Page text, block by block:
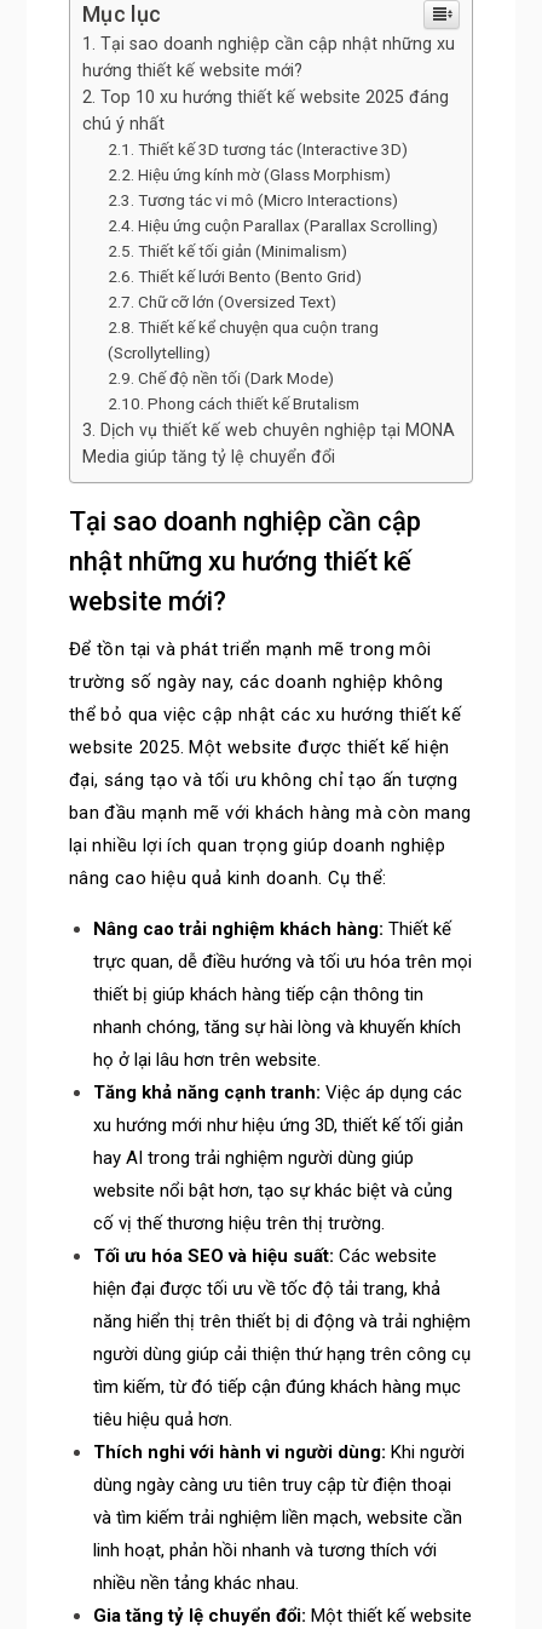
Mục lục
Tại sao doanh nghiệp cần cập nhật những xu
hướng thiết kế website mới?
Top 10 xu hướng thiết kế website 2025 đáng
chú ý nhất
Thiết kế 3D tương tác (Interactive 3D)
Hiệu ứng kính mờ (Glass Morphism)
Tương tác vi mô (Micro Interactions)
Hiệu ứng cuộn Parallax (Parallax Scrolling)
Thiết kế tối giản (Minimalism)
Thiết kế lưới Bento (Bento Grid)
Chữ cỡ lớn (Oversized Text)
Thiết kế kể chuyện qua cuộn trang
(Scrollytelling)
Chế độ nền tối (Dark Mode)
Phong cách thiết kế Brutalism
Dịch vụ thiết kế web chuyên nghiệp tại MONA
Media giúp tăng tỷ lệ chuyển đổi
Tại sao doanh nghiệp cần cập
nhật những xu hướng thiết kế
website mới?
Để tồn tại và phát triển mạnh mẽ trong môi
trường số ngày nay, các doanh nghiệp không
thể bỏ qua việc cập nhật các xu hướng thiết kế
website 2025. Một website được thiết kế hiện
đại, sáng tạo và tối ưu không chỉ tạo ấn tượng
ban đầu mạnh mẽ với khách hàng mà còn mang
lại nhiều lợi ích quan trọng giúp doanh nghiệp
nâng cao hiệu quả kinh doanh. Cụ thể:
Nâng cao trải nghiệm khách hàng: Thiết kế
trực quan, dễ điều hướng và tối ưu hóa trên mọi
thiết bị giúp khách hàng tiếp cận thông tin
nhanh chóng, tăng sự hài lòng và khuyến khích
họ ở lại lâu hơn trên website.
Tăng khả năng cạnh tranh: Việc áp dụng các
xu hướng mới như hiệu ứng 3D, thiết kế tối giản
hay AI trong trải nghiệm người dùng giúp
website nổi bật hơn, tạo sự khác biệt và củng
cố vị thế thương hiệu trên thị trường.
Tối ưu hóa SEO và hiệu suất: Các website
hiện đại được tối ưu về tốc độ tải trang, khả
năng hiển thị trên thiết bị di động và trải nghiệm
người dùng giúp cải thiện thứ hạng trên công cụ
tìm kiếm, từ đó tiếp cận đúng khách hàng mục
tiêu hiệu quả hơn.
Thích nghi với hành vi người dùng: Khi người
dùng ngày càng ưu tiên truy cập từ điện thoại
và tìm kiếm trải nghiệm liền mạch, website cần
linh hoạt, phản hồi nhanh và tương thích với
nhiều nền tảng khác nhau.
Gia tăng tỷ lệ chuyển đổi: Một thiết kế website